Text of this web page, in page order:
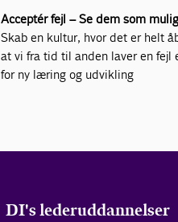
Acceptér fejl – Se dem som
Skab en kultur, hvor det er helt
at vi fra tid til anden laver en
for ny læring og udvikling
DI's lederuddannelser